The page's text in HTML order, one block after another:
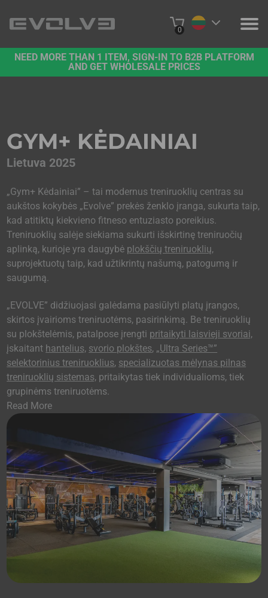
0
PRODUKTAI
SUSISIEKITE SU MUMIS
PIRKTI INTERNETU
NEED MORE THAN 1 ITEM, SIGN-IN TO B2B PLATFORM
AND GET WHOLESALE PRICES
GYM+ KĖDAINIAI
Lietuva 2025
„Gym+ Kėdainiai” – tai modernus treniruoklių centras su
aukštos kokybės „Evolve” prekės ženklo įranga, sukurta taip,
kad atitiktų kiekvieno fitneso entuziasto poreikius.
Treniruoklių salėje siekiama sukurti išskirtinę treniruočių
aplinką, kurioje yra daugybė plokščių treniruoklių,
suprojektuotų taip, kad užtikrintų našumą, patogumą ir
saugumą.
„EVOLVE” didžiuojasi galėdama pasiūlyti platų įrangos,
skirtos įvairioms treniruotėms, pasirinkimą. Be treniruoklių
su plokštelėmis, patalpose įrengti pritaikyti laisvieji svoriai,
įskaitant hantelius, svorio plokštes, „Ultra Series™”
selektorinius treniruoklius, specializuotas mėlynas pilnas
treniruoklių sistemas, pritaikytas tiek individualioms, tiek
grupinėms treniruotėms.
Read More